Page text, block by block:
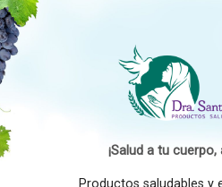
¡Salud a tu
Productos saludables y